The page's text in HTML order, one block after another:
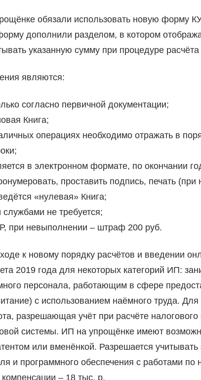
обязали использовать новую форму
дополнили разделом, в котором
указанную сумму при процедуре
являются:
согласно первичной документации;
Книга;
операциях необходимо отражать в
в электронном формате, по окончании
проставить подпись, печать (при
«нулевая» Книга;
не требуется;
при невыполнении – штраф 200 руб.
к новому порядку расчётов и введении
2019 года для некоторых категорий ИП:
персонала, работающим в сфере
с использованием наёмного труда.
разрешающая учёт при расчёте налогового
системы. ИП на упрощёнке имеют
или вменёнкой. Разрешается учитывать
и программного обеспечения с работами по
– 18 тыс. р.